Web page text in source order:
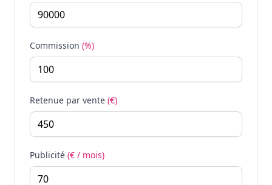
Commission (%)
Retenue par vente (€)
Publicité (€ / mois)